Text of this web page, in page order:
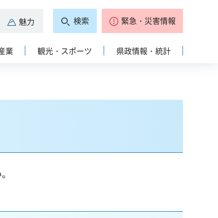
魅力 検索 緊急・災害情報
業 観光・スポーツ 県政情報・統計